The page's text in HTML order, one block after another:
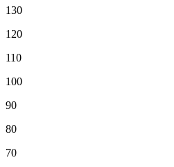
130
120
110
100
90
80
70